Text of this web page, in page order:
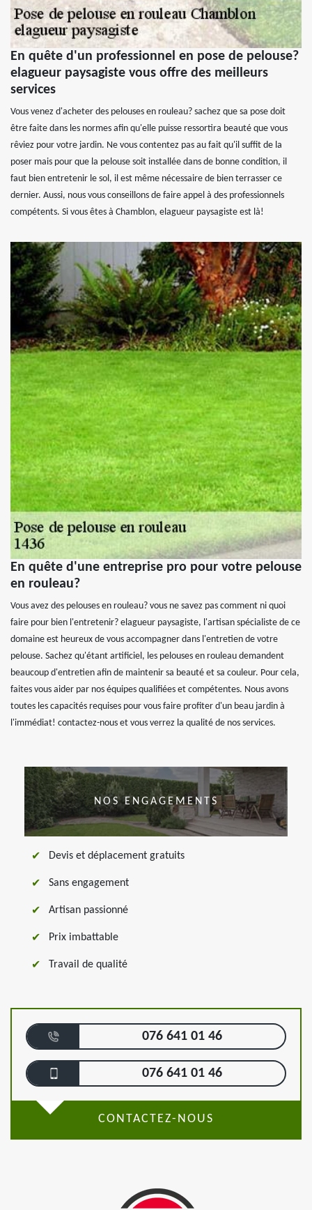
En quête d'un professionnel en pose de pelouse?
elagueur paysagiste vous offre des meilleurs
services
Vous venez d'acheter des pelouses en rouleau? sachez que sa pose doit
être faite dans les normes afin qu'elle puisse ressortira beauté que vous
rêviez pour votre jardin. Ne vous contentez pas au fait qu'il suffit de la
poser mais pour que la pelouse soit installée dans de bonne condition, il
faut bien entretenir le sol, il est même nécessaire de bien terrasser ce
dernier. Aussi, nous vous conseillons de faire appel à des professionnels
compétents. Si vous êtes à Chamblon, elagueur paysagiste est là!
En quête d'une entreprise pro pour votre pelouse
en rouleau?
Vous avez des pelouses en rouleau? vous ne savez pas comment ni quoi
faire pour bien l'entretenir? elagueur paysagiste, l'artisan spécialiste de ce
domaine est heureux de vous accompagner dans l'entretien de votre
pelouse. Sachez qu'étant artificiel, les pelouses en rouleau demandent
beaucoup d'entretien afin de maintenir sa beauté et sa couleur. Pour cela,
faites vous aider par nos équipes qualifiées et compétentes. Nous avons
toutes les capacités requises pour vous faire profiter d'un beau jardin à
l'immédiat! contactez-nous et vous verrez la qualité de nos services.
NOS ENGAGEMENTS
Devis et déplacement gratuits
Sans engagement
Artisan passionné
Prix imbattable
Travail de qualité
076 641 01 46
076 641 01 46
CONTACTEZ-NOUS